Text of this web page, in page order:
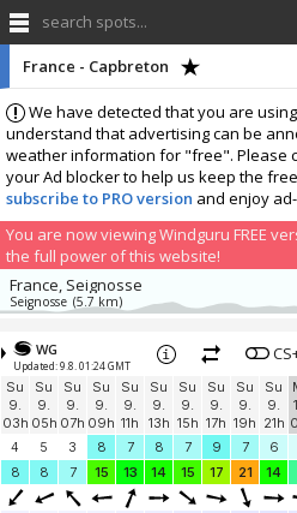
search spots...
We have detected that you are
understand that advertising can be
weather information for "free". Please
your Ad blocker to help us keep the
subscribe to PRO version and enjoy
You are now viewing Windguru FREE
the full power of this website!
France - Capbreton
France, Seignosse
Seignosse (5.7 km)
Anglet
Cavaliers (15.1 km)
Socoa - Saint Jean de Luz
Socoa (34.2 km)
ADVENTURE COTE BASQUE
Pioupiou 220 (34.9 km)
Windbird 1715
Windbird 1715 (40.6 km)
WG
Updated: 9.8. 01:24 GMT
Su
9.
03h
Su
9.
05h
Su
9.
07h
Su
9.
09h
Su
9.
11h
Su
9.
13h
Su
9.
15h
Su
9.
17h
Su
9.
19h
Su
9.
21h
4
5 3 8 7 8 7 9 7 6
8
8 7 15 13 14 15 17 21 14